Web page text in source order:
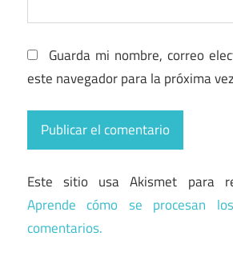
Guarda mi nombre, correo
este navegador para la próxima
Este sitio usa Akismet para
Aprende cómo se procesan
comentarios.